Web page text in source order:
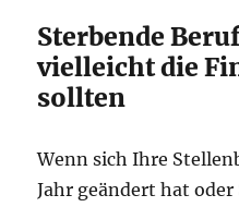
Sterbende
vielleicht die
sollten
Wenn sich Ihre
Jahr geändert hat oder